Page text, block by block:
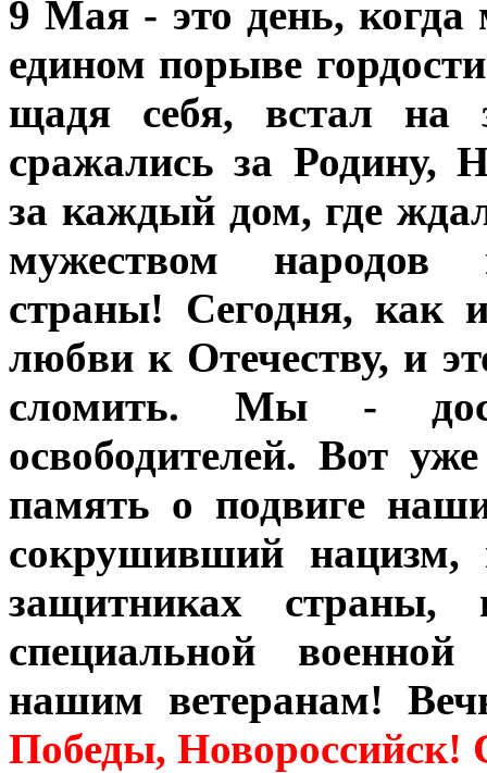
9 Мая - это день,
едином порыве
щадя себя, встал на
сражались за Родину,
за каждый дом, где
мужеством народов
страны! Сегодня,
любви к Отечеству, и
сломить. Мы -
освободителей. Вот
память о подвиге
сокрушивший
защитниках страны,
специальной
нашим ветеранам!
Победы, Новороссийск!